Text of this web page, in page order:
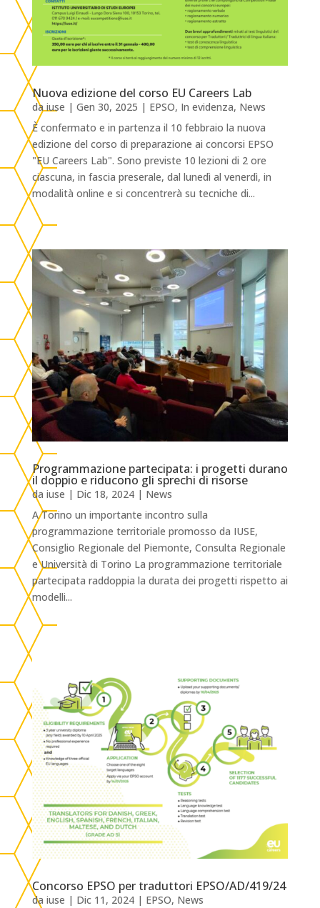
Nuova edizione del corso EU Careers Lab
daiuse | Gen 30, 2025 | EPSO, In evidenza, News
È confermato e in partenza il 10 febbraio la nuova
edizione del corso di preparazione ai concorsi EPSO
"EU Careers Lab". Sono previste 10 lezioni di 2 ore
ciascuna, in fascia preserale, dal lunedì al venerdì, in
modalità online e si concentrerà su tecniche di...
Programmazione partecipata: i progetti durano
il doppio e riducono gli sprechi di risorse
da iuse | Dic 18, 2024| News
A Torino un importante incontro sulla
programmazione territoriale promosso da IUSE,
Consiglio Regionale del Piemonte, Consulta Regionale
e Università di Torino La programmazione territoriale
partecipata raddoppia la durata dei progetti rispetto ai
modelli...
Concorso EPSO per traduttori EPSO/AD/419/24
da iuse | Dic 11, 2024| EPSO, News